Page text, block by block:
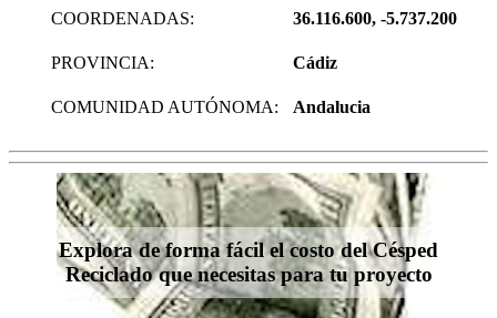
COORDENADAS: 36.116.600, -5.737.200
PROVINCIA: Cádiz
COMUNIDAD AUTÓNOMA: Andalucia
Explora de forma fácil el costo del Césped
Reciclado que necesitas para tu proyecto